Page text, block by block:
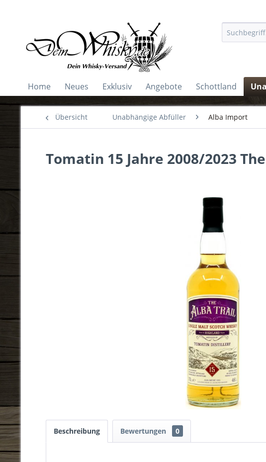
Home Neues Exklusiv Angebote Schottland
Übersicht Unabhängige Abfüller Alba Import
Tomatin 15 Jahre 2008/2023
Beschreibung Bewertungen 0